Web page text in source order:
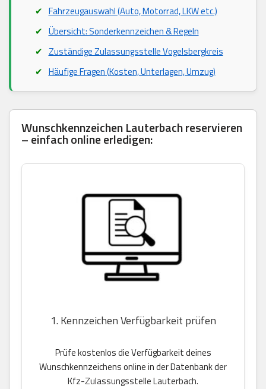
Fahrzeugauswahl (Auto, Motorrad, LKW etc.)
Übersicht: Sonderkennzeichen & Regeln
Zuständige Zulassungsstelle Vogelsbergkreis
Häufige Fragen (Kosten, Unterlagen, Umzug)
Wunschkennzeichen Lauterbach reservieren
– einfach online erledigen:
1. Kennzeichen Verfügbarkeit prüfen
Prüfe kostenlos die Verfügbarkeit deines
Wunschkennzeichens online in der Datenbank der
Kfz-Zulassungsstelle Lauterbach.